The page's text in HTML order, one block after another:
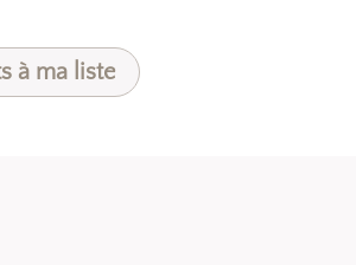
à ma liste